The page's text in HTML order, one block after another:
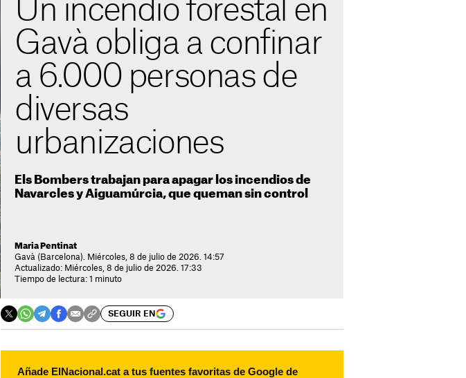
Un incendio forestal en
Gavà obliga a confinar
a 6.000 personas de
diversas
urbanizaciones
Els Bombers trabajan para apagar los incendios de
Navarcles y Aiguamúrcia, que queman sin control
Maria Pentinat
Gavà (Barcelona). Miércoles, 8 de julio de 2026. 14:57
Actualizado: Miércoles, 8 de julio de 2026. 17:33
Tiempo de lectura: 1 minuto
SEGUIR EN
Añade ElNacional.cat a tus fuentes favoritas de Google de